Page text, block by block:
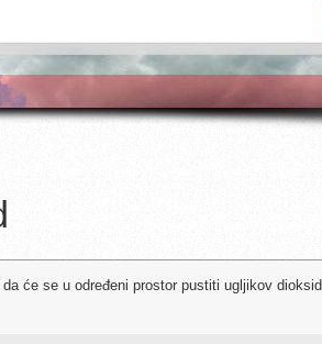
će se u određeni prostor pustiti ugljikov dioksid